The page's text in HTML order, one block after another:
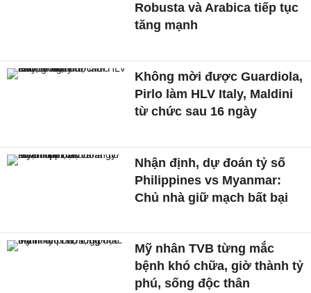
Robusta và Arabica tiếp tục
tăng mạnh
Không mời được Guardiola,
Pirlo làm HLV Italy, Maldini
từ chức sau 16 ngày
Nhận định, dự đoán tỷ số
Philippines vs Myanmar:
Chủ nhà giữ mạch bất bại
Mỹ nhân TVB từng mắc
bệnh khó chữa, giờ thành tỷ
phú, sống độc thân